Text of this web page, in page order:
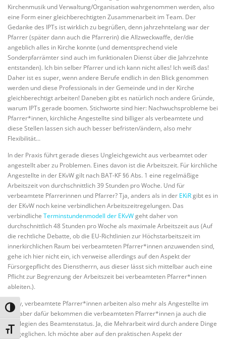
Umschalten auf hohe Kontraste
Schrift vergrößern
Kirchenmusik und Verwaltung/Organisation wahrgenommen werden, also
eine Form einer gleichberechtigten Zusammenarbeit im Team. Der
Gedanke des IPTs ist wirklich zu begrüßen, denn jahrzehntelang war der
Pfarrer (später dann auch die Pfarrerin) die Allzweckwaffe, der/die
angeblich alles in Kirche konnte (und dementsprechend viele
Sonderpfarrämter sind auch im funktionalen Dienst über die Jahrzehnte
entstanden). Ich bin selber Pfarrer und ich kann nicht alles! Ich weiß das!
Daher ist es super, wenn andere Berufe endlich in den Blick genommen
werden und diese Professionals in der Gemeinde und in der Kirche
gleichberechtigt arbeiten! Daneben gibt es natürlich noch andere Gründe,
warum IPTs gerade boomen. Stichworte sind hier: Nachwuchsprobleme bei
Pfarrer*innen, kirchliche Angestellte sind billiger als verbeamtete und
diese Stellen lassen sich auch besser befristen/ändern, also mehr
Flexibilität…
In der Praxis führt gerade dieses Ungleichgewicht aus verbeamtet oder
angestellt aber zu Problemen. Eines davon ist die Arbeitszeit. Für kirchliche
Angestellte in der EKvW gilt nach BAT-KF §6 Abs. 1 eine regelmäßige
Arbeitszeit von durchschnittlich 39 Stunden pro Woche. Und für
verbeamtete Pfarrerinnen und Pfarrer? Tja, anders als in der EKiRgibt es in
der EKvW noch keine verbindlichen Arbeitszeitregelungen. Das
verbindliche Terminstundenmodell der EKvWgeht daher von
durchschnittlich 48 Stunden pro Woche als maximale Arbeitszeit aus (Auf
die rechtliche Debatte, ob die EU-Richtlinien zur Höchstarbeitszeit im
innerkirchlichen Raum bei verbeamteten Pfarrer*innen anzuwenden sind,
gehe ich hier nicht ein, ich verweise allerdings auf den Aspekt der
Fürsorgepflicht des Dienstherrn, aus dieser lässt sich mittelbar auch eine
Pflicht zur Begrenzung der Arbeitszeit bei verbeamteten Pfarrer*innen
ableiten.).
Okay, verbeamtete Pfarrer*innen arbeiten also mehr als Angestellte im
IPT, aber dafür bekommen die verbeamteten Pfarrer*innen ja auch die
Privilegien des Beamtenstatus. Ja, die Mehrarbeit wird durch andere Dinge
ausgeglichen. Ich möchte aber auf den praktischen Aspekt der